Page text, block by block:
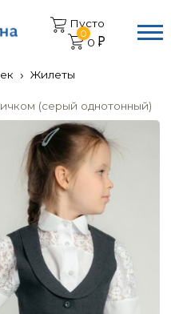
Пусто
0
0
Жилеты
(серый однотонный)